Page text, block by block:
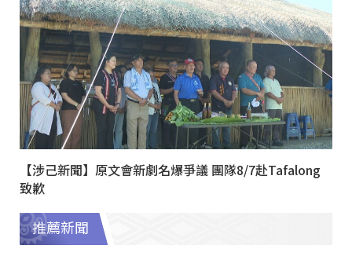
【涉己新聞】原文會新劇名爆爭議 團隊8/7赴Tafalong
致歉
推薦新聞